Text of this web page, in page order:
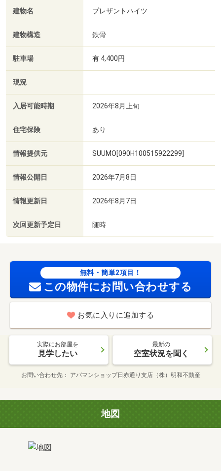
建物名 プレザントハイツ
建物構造 鉄骨
駐車場 有 4,400円
現況
入居可能時期 2026年8月上旬
住宅保険 あり
情報提供元 SUUMO[090H100515922299]
情報公開日 2026年7月8日
情報更新日 2026年8月7日
次回更新予定日 随時
無料・簡単2項目！
この物件にお問い合わせする
お気に入りに追加する
実際にお部屋を
見学したい
最新の
空室状況を聞く
お問い合わせ先 アパマンショップ日赤通り支店（株）明和不動産
地図